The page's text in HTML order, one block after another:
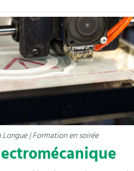
| Formation en soirée